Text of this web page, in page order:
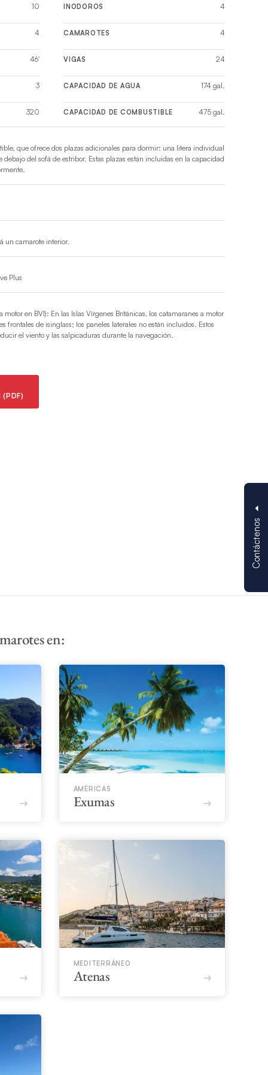
Contáctenos
10 INODOROS 4
4 CAMAROTES 4
46' VIGAS 24
3 CAPACIDAD DE AGUA 174 gal.
320 CAPACIDAD DE COMBUSTIBLE 475 gal.
que ofrece dos plazas adicionales para dormir: una litera individual
del sofá de estribor. Estas plazas están incluidas en la capacidad
un camarote interior.
Plus
en BVI): En las Islas Vírgenes Británicas, los catamaranes a motor
frontales de isinglass; los paneles laterales no están incluidos. Estos
el viento y las salpicaduras durante la navegación.
(PDF)
en:
AMÉRICAS
Exumas
MEDITERRÁNEO
Atenas